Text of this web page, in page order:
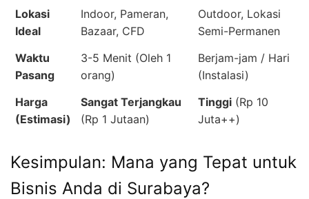
Lokasi
Ideal
Indoor, Pameran,
Bazaar, CFD
Outdoor, Lokasi
Semi-Permanen
Waktu
Pasang
3-5 Menit (Oleh 1
orang)
Berjam-jam / Hari
(Instalasi)
Harga
(Estimasi)
Sangat Terjangkau
(Rp 1 Jutaan)
Tinggi (Rp 10
Juta++)
Kesimpulan: Mana yang Tepat untuk
Bisnis Anda di Surabaya?